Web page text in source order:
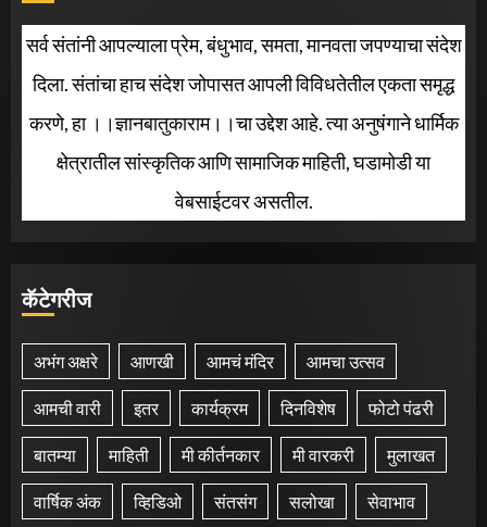
सर्व संतांनी आपल्याला प्रेम, बंधुभाव, समता, मानवता जपण्याचा संदेश
दिला. संतांचा हाच संदेश जोपासत आपली विविधतेतील एकता समृद्ध
करणे, हा ।।ज्ञानबातुकाराम।।चा उद्देश आहे. त्या अनुषंगाने धार्मिक
क्षेत्रातील सांस्कृतिक आणि सामाजिक माहिती, घडामोडी या
वेबसाईटवर असतील.
कॅटेगरीज
अभंग अक्षरे आणखी आमचं मंदिर आमचा उत्सव
आमची वारी इतर कार्यक्रम दिनविशेष फोटो पंढरी
बातम्या माहिती मी कीर्तनकार मी वारकरी मुलाखत
वार्षिक अंक व्हिडिओ संतसंग सलोखा सेवाभाव